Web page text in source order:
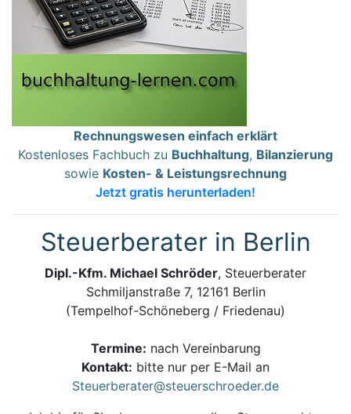
Rechnungswesen einfach erklärt
Kostenloses Fachbuch zu Buchhaltung, Bilanzierung
sowie Kosten- & Leistungsrechnung
Jetzt gratis herunterladen!
Steuerberater in Berlin
Dipl.-Kfm. Michael Schröder, Steuerberater
Schmiljanstraße 7, 12161 Berlin
(Tempelhof-Schöneberg / Friedenau)
Termine: nach Vereinbarung
Kontakt: bitte nur per E-Mail an
Steuerberater@steuerschroeder.de